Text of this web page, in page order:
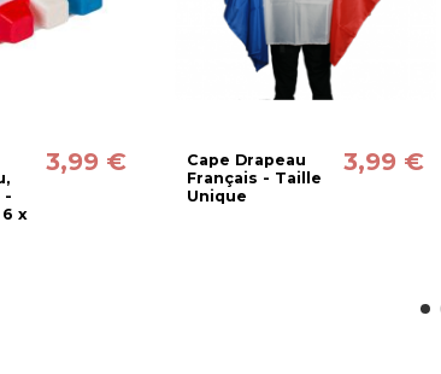
-
x
3,99 €
Cape Drapeau
Français - Taille
Unique
3,99 €